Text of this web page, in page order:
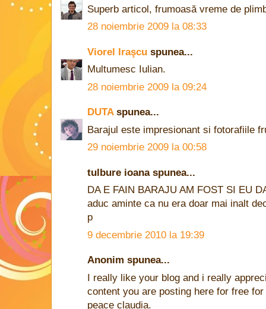
Superb articol, frumoasă vreme de
28 noiembrie 2009 la 08:33
Viorel Iraşcu spunea...
Multumesc Iulian.
28 noiembrie 2009 la 09:24
DUTAspunea...
Barajul este impresionant si fotorafiile
29 noiembrie 2009 la 00:58
tulbure ioana spunea...
DA E FAIN BARAJU AM FOST SI EU
aduc aminte ca nu era doar mai inalt
p
9 decembrie 2010 la 19:39
Anonim spunea...
I really like your blog and i really
content you are posting here for free
peace claudia.